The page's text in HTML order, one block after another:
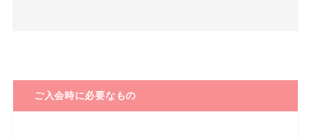
ご入会時に必要なもの